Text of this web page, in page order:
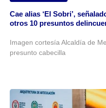
Cae alias ‘El Sobri’,
otros 10 presuntos
Imagen cortesía Alcaldía de
presunto cabecilla